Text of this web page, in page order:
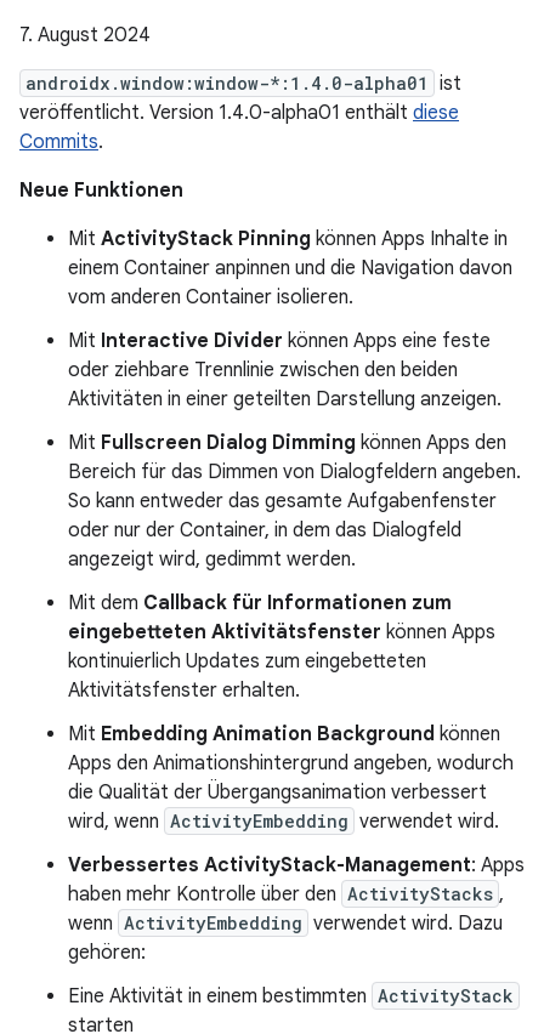
7. August 2024
androidx.window:window-*:1.4.0-alpha01
ist
veröffentlicht. Version 1.4.0-alpha01 enthält diese
Commits.
Neue Funktionen
Mit ActivityStack Pinning können Apps Inhalte in
einem Container anpinnen und die Navigation davon
vom anderen Container isolieren.
Mit Interactive Divider können Apps eine feste
oder ziehbare Trennlinie zwischen den beiden
Aktivitäten in einer geteilten Darstellung anzeigen.
Mit Fullscreen Dialog Dimming können Apps den
Bereich für das Dimmen von Dialogfeldern angeben.
So kann entweder das gesamte Aufgabenfenster
oder nur der Container, in dem das Dialogfeld
angezeigt wird, gedimmt werden.
Mit dem Callback für Informationen zum
eingebetteten Aktivitätsfenster können Apps
kontinuierlich Updates zum eingebetteten
Aktivitätsfenster erhalten.
Mit Embedding Animation Background können
Apps den Animationshintergrund angeben, wodurch
die Qualität der Übergangsanimation verbessert
wird, wenn ActivityEmbedding verwendet wird.
Verbessertes ActivityStack-Management: Apps
haben mehr Kontrolle über den ActivityStacks ,
wenn ActivityEmbedding verwendet wird. Dazu
gehören:
Eine Aktivität in einem bestimmten ActivityStack
starten